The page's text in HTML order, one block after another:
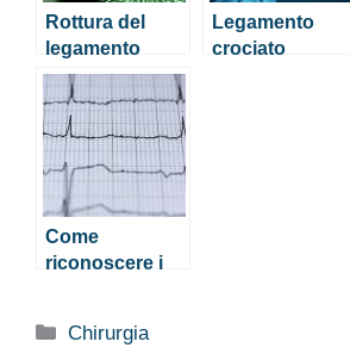
Rottura del
legamento
collaterale:
sintomi e
operazione
Legamento
crociato
Come
riconoscere i
crociato
Categorie
Chirurgia